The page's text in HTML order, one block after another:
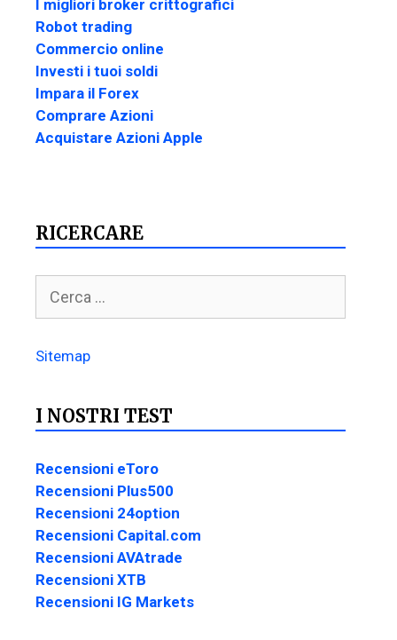
I migliori broker crittografici
Robot trading
Commercio online
Investi i tuoi soldi
Impara il Forex
Comprare Azioni
Acquistare Azioni Apple
RICERCARE
Sitemap
I NOSTRI TEST
Recensioni eToro
Recensioni Plus500
Recensioni 24option
Recensioni Capital.com
Recensioni AVAtrade
Recensioni XTB
Recensioni IG Markets